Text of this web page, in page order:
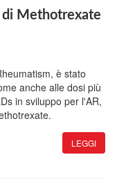
di Methotrexate
è stato
anche alle dosi più
in sviluppo per l'AR,
LEGGI